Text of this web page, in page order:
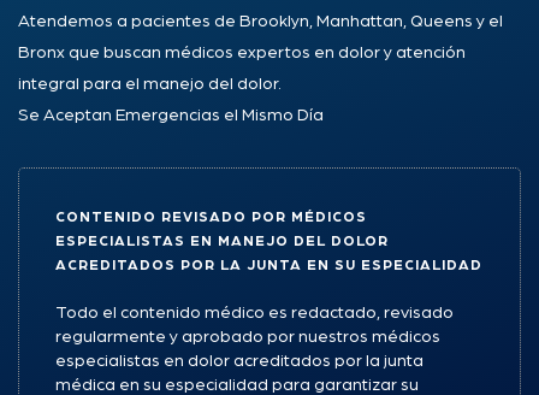
Atendemos a pacientes de Brooklyn, Manhattan, Queens y el
Bronx que buscan médicos expertos en dolor y atención
integral para el manejo del dolor.
Se Aceptan Emergencias el Mismo Día
CONTENIDO REVISADO POR MÉDICOS
ESPECIALISTAS EN MANEJO DEL DOLOR
ACREDITADOS POR LA JUNTA EN SU ESPECIALIDAD
Todo el contenido médico es redactado, revisado
regularmente y aprobado por nuestros médicos
especialistas en dolor acreditados por la junta
médica en su especialidad para garantizar su